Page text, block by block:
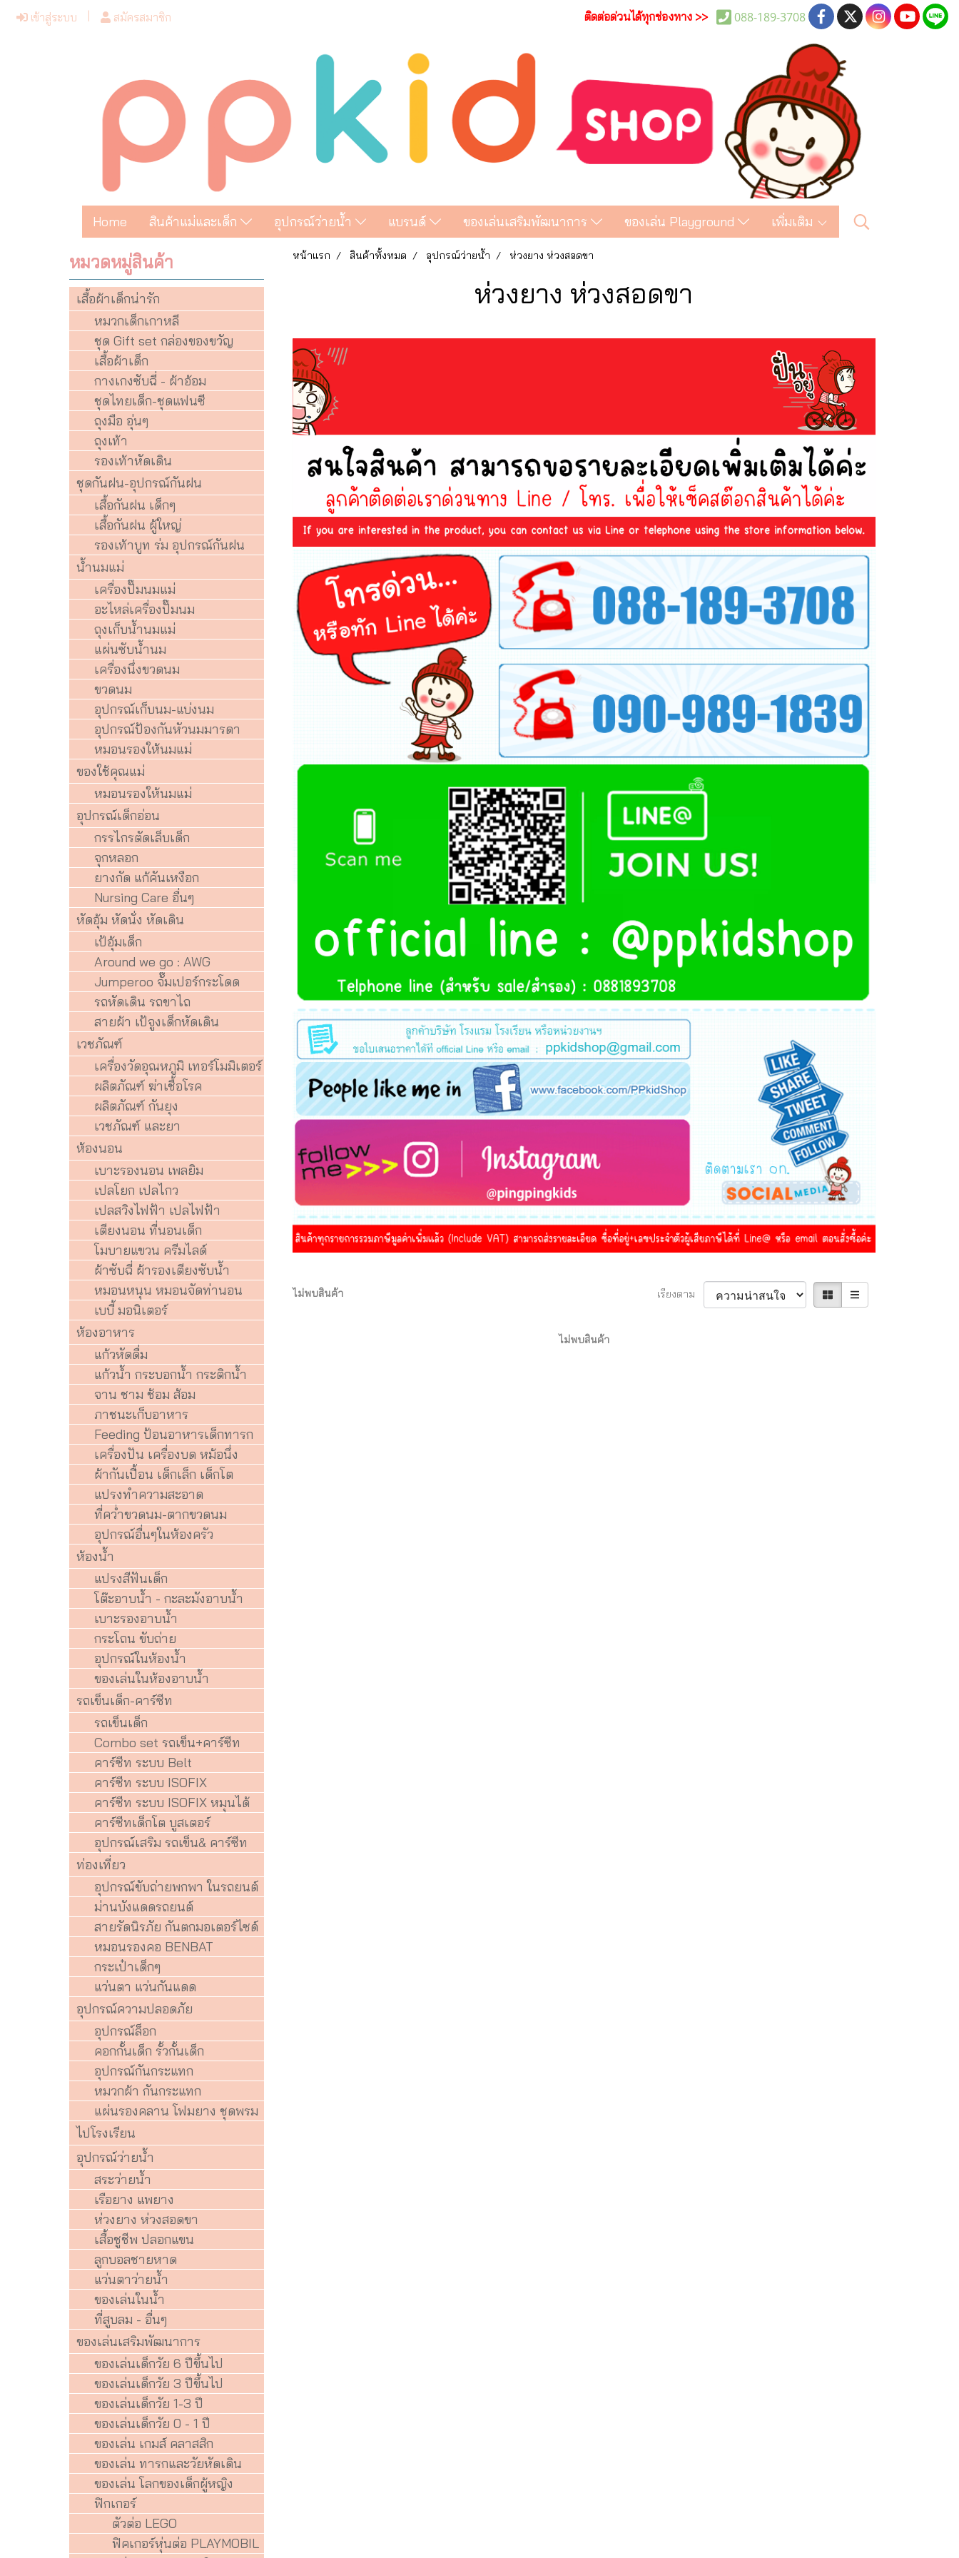
เข้าสู่ระบบ สมัครสมาชิก ติดต่อด่วนได้ทุกช่องทาง >> 088-189-3708
Home สินค้าแม่และเด็ก อุปกรณ์ว่ายน้ำ แบรนด์ ของเล่นเสริมพัฒนาการ ของเล่น Playground เพิ่มเติม
หน้าแรก สินค้าทั้งหมด อุปกรณ์ว่ายน้ำ ห่วงยาง ห่วงสอดขา
ห่วงยาง ห่วงสอดขา
ไม่พบสินค้า เรียงตาม
ไม่พบสินค้า
หมวดหมู่สินค้า
เสื้อผ้าเด็กน่ารัก
หมวกเด็กเกาหลี
ชุด Gift set กล่องของขวัญ
เสื้อผ้าเด็ก
กางเกงซับฉี่ - ผ้าอ้อม
ชุดไทยเด็ก-ชุดแฟนซี
ถุงมือ อุ่นๆ
ถุงเท้า
รองเท้าหัดเดิน
ชุดกันฝน-อุปกรณ์กันฝน
เสื้อกันฝน เด็กๆ
เสื้อกันฝน ผู้ใหญ่
รองเท้าบูท ร่ม อุปกรณ์กันฝน
น้ำนมแม่
เครื่องปั๊มนมแม่
อะไหล่เครื่องปั๊มนม
ถุงเก็บน้ำนมแม่
แผ่นซับน้ำนม
เครื่องนึ่งขวดนม
ขวดนม
อุปกรณ์เก็บนม-แบ่งนม
อุปกรณ์ป้องกันหัวนมมารดา
หมอนรองให้นมแม่
ของใช้คุณแม่
หมอนรองให้นมแม่
อุปกรณ์เด็กอ่อน
กรรไกรตัดเล็บเด็ก
จุกหลอก
ยางกัด แก้คันเหงือก
Nursing Care อื่นๆ
หัดอุ้ม หัดนั่ง หัดเดิน
เป้อุ้มเด็ก
Around we go : AWG
Jumperoo จั๊มเปอร์กระโดด
รถหัดเดิน รถขาไถ
สายผ้า เป้จูงเด็กหัดเดิน
เวชภัณฑ์
เครื่องวัดอุณหภูมิ เทอร์โมมิเตอร์
ผลิตภัณฑ์ ฆ่าเชื้อโรค
ผลิตภัณฑ์ กันยุง
เวชภัณฑ์ และยา
ห้องนอน
เบาะรองนอน เพลยิม
เปลโยก เปลไกว
เปลสวิงไฟฟ้า เปลไฟฟ้า
เตียงนอน ที่นอนเด็ก
โมบายแขวน ครีมไลด์
ผ้าซับฉี่ ผ้ารองเตียงซับน้ำ
หมอนหนุน หมอนจัดท่านอน
เบบี้ มอนิเตอร์
ห้องอาหาร
แก้วหัดดื่ม
แก้วน้ำ กระบอกน้ำ กระติกน้ำ
จาน ชาม ช้อม ส้อม
ภาชนะเก็บอาหาร
Feeding ป้อนอาหารเด็กทารก
เครื่องปัน เครื่องบด หม้อนึ่ง
ผ้ากันเปื้อน เด็กเล็ก เด็กโต
แปรงทำความสะอาด
ที่คว่ำขวดนม-ตากขวดนม
อุปกรณ์อื่นๆในห้องครัว
ห้องน้ำ
แปรงสีฟันเด็ก
โต๊ะอาบน้ำ - กะละมังอาบน้ำ
เบาะรองอาบน้ำ
กระโถน ขับถ่าย
อุปกรณ์ในห้องน้ำ
ของเล่นในห้องอาบน้ำ
รถเข็นเด็ก-คาร์ซีท
รถเข็นเด็ก
Combo set รถเข็น+คาร์ซีท
คาร์ซีท ระบบ Belt
คาร์ซีท ระบบ ISOFIX
คาร์ซีท ระบบ ISOFIX หมุนได้
คาร์ซีทเด็กโต บูสเตอร์
อุปกรณ์เสริม รถเข็น& คาร์ซีท
ท่องเที่ยว
อุปกรณ์ขับถ่ายพกพา ในรถยนต์
ม่านบังแดดรถยนต์
สายรัดนิรภัย กันตกมอเตอร์ไซด์
หมอนรองคอ BENBAT
กระเป๋าเด็กๆ
แว่นตา แว่นกันแดด
อุปกรณ์ความปลอดภัย
อุปกรณ์ล็อก
คอกกั้นเด็ก รั้วกั้นเด็ก
อุปกรณ์กันกระแทก
หมวกผ้า กันกระแทก
แผ่นรองคลาน โฟมยาง ชุดพรม
ไปโรงเรียน
อุปกรณ์ว่ายน้ำ
สระว่ายน้ำ
เรือยาง แพยาง
ห่วงยาง ห่วงสอดขา
เสื้อชูชีพ ปลอกแขน
ลูกบอลชายหาด
แว่นตาว่ายน้ำ
ของเล่นในน้ำ
ที่สูบลม - อื่นๆ
ของเล่นเสริมพัฒนาการ
ของเล่นเด็กวัย 6 ปีขึ้นไป
ของเล่นเด็กวัย 3 ปีขึ้นไป
ของเล่นเด็กวัย 1-3 ปี
ของเล่นเด็กวัย 0 - 1 ปี
ของเล่น เกมส์ คลาสสิก
ของเล่น ทารกและวัยหัดเดิน
ของเล่น โลกของเด็กผู้หญิง
ฟิกเกอร์
ตัวต่อ LEGO
ฟิคเกอร์หุ่นต่อ PLAYMOBIL